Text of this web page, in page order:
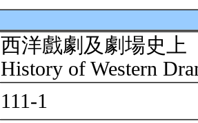
西洋戲劇及劇場史上
History of Western
111-1